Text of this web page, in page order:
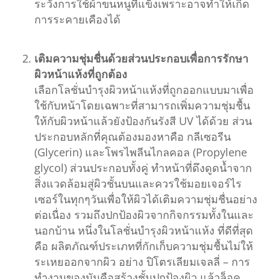
ระวังการใช้ผ้าขนหนูที่แข็งเพราะอาจทำให้เกิด
การระคายเคืองได้
เติมความชุ่มชื่นด้วยส่วนประกอบเพื่อการรักษา
ผิวหน้าแห้งที่ถูกต้อง
เลือกโลชั่นบำรุงผิวหน้าแห้งที่ถูกออกแบบมาเพื่อ
ใช้กับหน้าโดยเฉพาะที่สามารถเพิ่มความชุ่มชื้น
ให้กับผิวหน้าแล้วยังป้องกันรังสี UV ได้ด้วย ส่วน
ประกอบหลักที่คุณต้องมองหาคือ กลีเซอรีน
(Glycerin) และโพรไพลีนไกลคอล (Propylene
glycol) ส่วนประกอบทั้งคู่ ทำหน้าที่ดึงดูดน้ำจาก
สิ่งแวดล้อมสู่ผิวชั้นบนและควรใช้มอยเจอร์ไร
เซอร์ในทุกๆวันเพื่อให้ผิวได้เติมความชุ่มชื่นอย่าง
ต่อเนื่อง รวมถึงปกป้องผิวจากกิจกรรมทั้งในและ
นอกบ้าน หนึ่งในโลชั่นบำรุงผิวหน้าแห้ง ที่ดีที่สุด
คือ ผลิตภัณฑ์ประเภทที่กักเก็บความชุ่มชื้นไม่ให้
ระเหยออกจากผิว อย่าง ปิโตรเลียมเจลลี่ – การ